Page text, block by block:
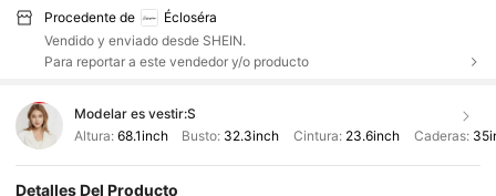
Procedente de
Écloséra
Vendido y enviado desde SHEIN.
Para reportar a este vendedor y/o producto
Modelar es vestir:S
Altura: 68.1inch Busto: 32.3inch Cintura: 23.6inch Caderas:
Detalles Del Producto